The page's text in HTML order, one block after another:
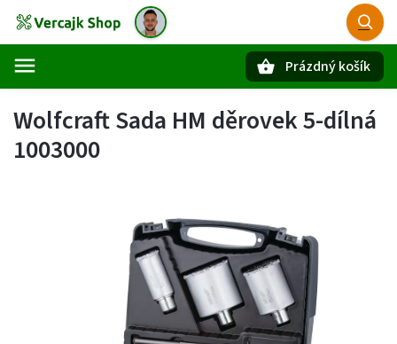
Prázdný košík
Wolfcraft Sada HM děrovek 5-dílná
1003000